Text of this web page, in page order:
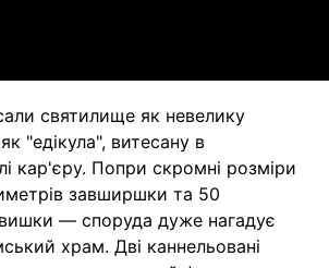
святилище як невелику
"едікула", витесану в
кар'єру. Попри скромні розміри
завширшки та 50
— споруда дуже нагадує
храм. Дві каннельовані